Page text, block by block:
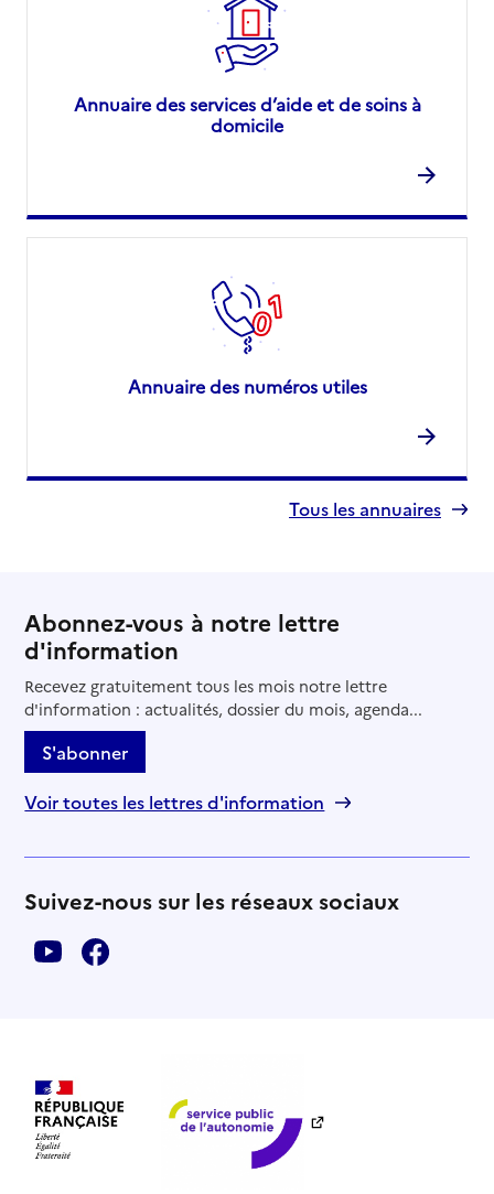
Annuaire des services d’aide et de soins à
domicile
Annuaire des numéros utiles
Tous les annuaires
Abonnez-vous à notre lettre
d'information
Recevez gratuitement tous les mois notre lettre
d'information : actualités, dossier du mois, agenda...
S'abonner
Voir toutes les lettres d'information
Suivez-nous sur les réseaux sociaux